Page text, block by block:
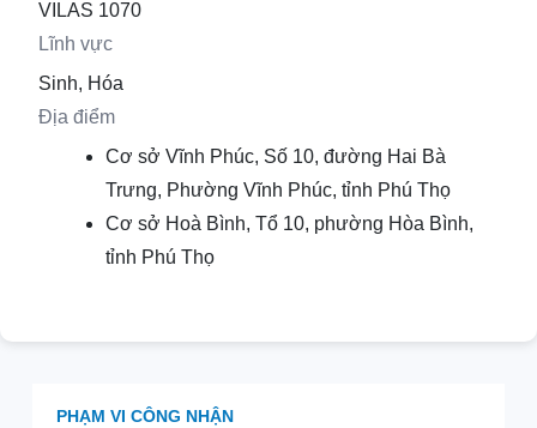
VILAS 1070
Lĩnh vực
Sinh, Hóa
Địa điểm
Cơ sở Vĩnh Phúc, Số 10, đường Hai Bà
Trưng, Phường Vĩnh Phúc, tỉnh Phú Thọ
Cơ sở Hoà Bình, Tổ 10, phường Hòa Bình,
tỉnh Phú Thọ
PHẠM VI CÔNG NHẬN